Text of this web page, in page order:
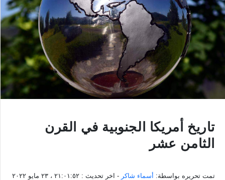
تاريخ أمريكا الجنوبية في القرن
الثامن عشر
تمت تحريره بواسطة: أسماء شاكر - اخر تحديث : ٢١:٠١:٥٢ ، ٢٣ مايو ٢٠٢٢